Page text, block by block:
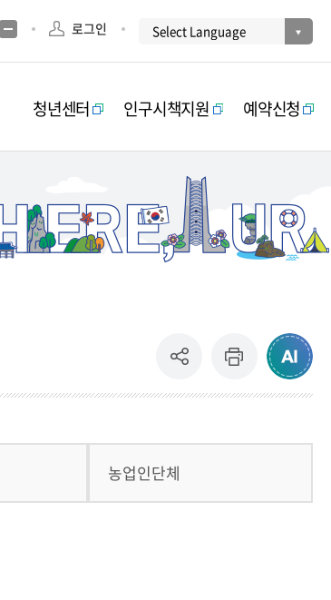
로그인
청년센터 인구시책지원 예약신청
농업인단체